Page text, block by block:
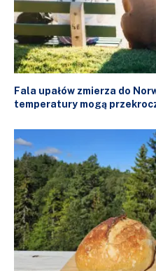
Fala upałów zmierza do
temperatury mogą